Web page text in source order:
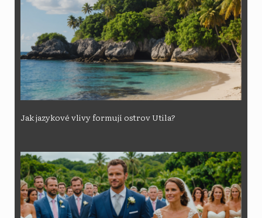
Jak jazykové vlivy formují ostrov Utila?